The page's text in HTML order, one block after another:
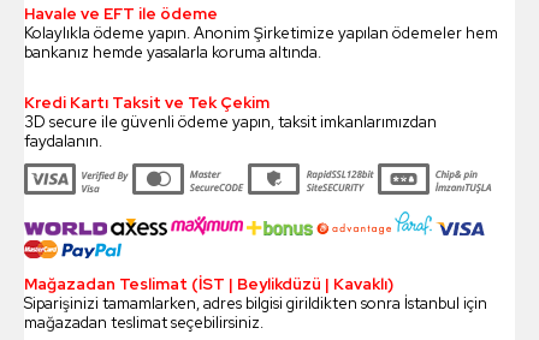
Havale ve EFT ile ödeme
Kolaylıkla ödeme yapın. Anonim Şirketimize yapılan ödemeler hem
bankanız hemde yasalarla koruma altında.
Kredi Kartı Taksit ve Tek Çekim
3D secure ile güvenli ödeme yapın, taksit imkanlarımızdan
faydalanın.
Mağazadan Teslimat (İST | Beylikdüzü | Kavaklı)
Siparişinizi tamamlarken, adres bilgisi girildikten sonra İstanbul için
mağazadan teslimat seçebilirsiniz.